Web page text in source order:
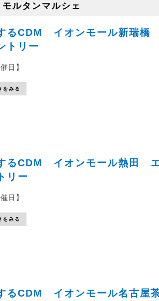
モルタンマルシェ
るCDM イオンモール新瑞橋
トリー
日】
をみる
るCDM イオンモール熱田
リー
日】
をみる
るCDM イオンモール名古屋